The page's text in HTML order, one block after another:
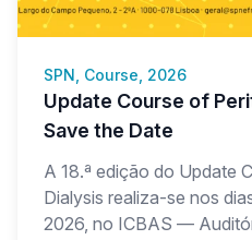
SPN, Course, 2026
Update Course of
Save the Date
A 18.ª edição do Update
Dialysis realiza-se nos
2026, no ICBAS —